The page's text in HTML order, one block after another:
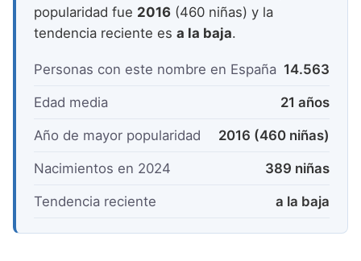
Nombres de Niña que empiezan por V
Nombres de Niña que empiezan por X
Nombres de Niña que empiezan por Y
Nombres de Niña que empiezan por Z
popularidad fue 2016 (460 niñas) y la
tendencia reciente es a la baja.
Personas con este nombre en España 14.563
Edad media 21 años
Año de mayor popularidad 2016 (460 niñas)
Nacimientos en 2024 389 niñas
Tendencia reciente a la baja